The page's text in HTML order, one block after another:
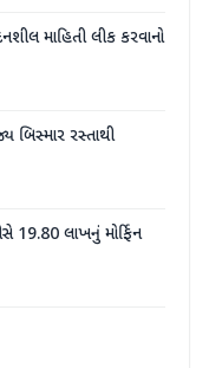
માહિતી લીક કરવાનો
બિસ્માર રસ્તાથી
19.80 લાખનું મોર્ફિન